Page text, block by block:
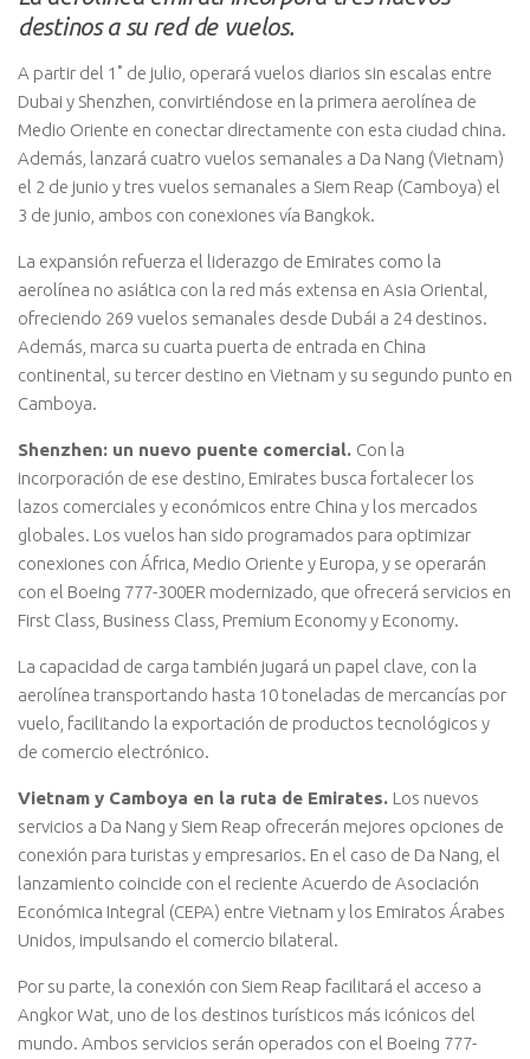
destinos a su red de vuelos.
A partir del 1˚ de julio, operará vuelos diarios sin escalas entre
Dubai y Shenzhen, convirtiéndose en la primera aerolínea de
Medio Oriente en conectar directamente con esta ciudad china.
Además, lanzará cuatro vuelos semanales a Da Nang (Vietnam)
el 2 de junio y tres vuelos semanales a Siem Reap (Camboya) el
3 de junio, ambos con conexiones vía Bangkok.
La expansión refuerza el liderazgo de Emirates como la
aerolínea no asiática con la red más extensa en Asia Oriental,
ofreciendo 269 vuelos semanales desde Dubái a 24 destinos.
Además, marca su cuarta puerta de entrada en China
continental, su tercer destino en Vietnam y su segundo punto en
Camboya.
Shenzhen: un nuevo puente comercial. Con la
incorporación de ese destino, Emirates busca fortalecer los
lazos comerciales y económicos entre China y los mercados
globales. Los vuelos han sido programados para optimizar
conexiones con África, Medio Oriente y Europa, y se operarán
con el Boeing 777-300ER modernizado, que ofrecerá servicios en
First Class, Business Class, Premium Economy y Economy.
La capacidad de carga también jugará un papel clave, con la
aerolínea transportando hasta 10 toneladas de mercancías por
vuelo, facilitando la exportación de productos tecnológicos y
de comercio electrónico.
Vietnam y Camboya en la ruta de Emirates. Los nuevos
servicios a Da Nang y Siem Reap ofrecerán mejores opciones de
conexión para turistas y empresarios. En el caso de Da Nang, el
lanzamiento coincide con el reciente Acuerdo de Asociación
Económica Integral (CEPA) entre Vietnam y los Emiratos Árabes
Unidos, impulsando el comercio bilateral.
Por su parte, la conexión con Siem Reap facilitará el acceso a
Angkor Wat, uno de los destinos turísticos más icónicos del
mundo. Ambos servicios serán operados con el Boeing 777-